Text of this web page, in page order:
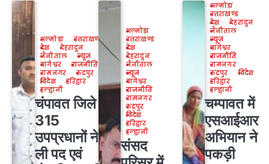
अल्मोड़ा
उत्तराखण्ड
देश
देहरादून
नैनीताल
न्यूज
बागेश्वर
राजनीति
रामनगर
रुद्रपुर
विदेश
हरिद्वार
हल्द्वानी
चंपावत जिले के
315
उपप्रधानों ने
ली पद एवं
अल्मोड़ा
उत्तराखण्ड
देश
देहरादून
नैनीताल
न्यूज
बागेश्वर
राजनीति
रामनगर
रुद्रपुर
विदेश
हरिद्वार
हल्द्वानी
संसद
अल्मोड़ा
उत्तराखण्ड
देश
देहरादून
नैनीताल
न्यूज
बागेश्वर
राजनीति
रामनगर
रुद्रपुर
विदेश
हरिद्वार
हल्द्वानी
चम्पावत में
एसआईआर
अभियान ने
पकड़ी